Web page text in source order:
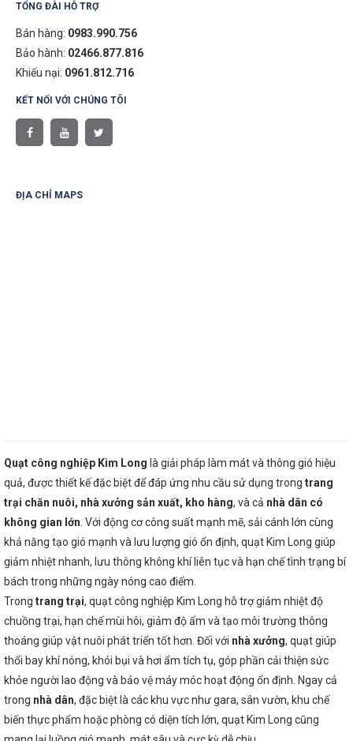
TỔNG ĐÀI HỖ TRỢ
Bán hàng: 0983.990.756
Bảo hành: 02466.877.816
Khiếu nại: 0961.812.716
KẾT NỐI VỚI CHÚNG TÔI
ĐỊA CHỈ MAPS
Quạt công nghiệp Kim Long là giải pháp làm mát và thông gió hiệu
quả, được thiết kế đặc biệt để đáp ứng nhu cầu sử dụng trong trang
trại chăn nuôi, nhà xưởng sản xuất, kho hàng, và cả nhà dân có
không gian lớn. Với động cơ công suất mạnh mẽ, sải cánh lớn cùng
khả năng tạo gió mạnh và lưu lượng gió ổn định, quạt Kim Long giúp
giảm nhiệt nhanh, lưu thông không khí liên tục và hạn chế tình trạng bí
bách trong những ngày nóng cao điểm.
Trong trang trại, quạt công nghiệp Kim Long hỗ trợ giảm nhiệt độ
chuồng trại, hạn chế mùi hôi, giảm độ ẩm và tạo môi trường thông
thoáng giúp vật nuôi phát triển tốt hơn. Đối với nhà xưởng, quạt giúp
thổi bay khí nóng, khói bụi và hơi ẩm tích tụ, góp phần cải thiện sức
khỏe người lao động và bảo vệ máy móc hoạt động ổn định. Ngay cả
trong nhà dân, đặc biệt là các khu vực như gara, sân vườn, khu chế
biến thực phẩm hoặc phòng có diện tích lớn, quạt Kim Long cũng